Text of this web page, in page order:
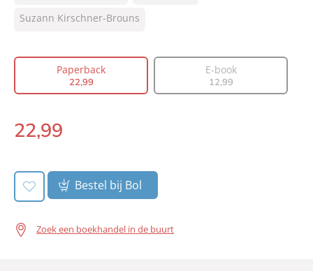
Aantal pagina's:
Uitgever:
Lev.
Suzann Kirschner-Brouns
Paperback
22,99
E-book
12,99
Paperback:
22,99
Bestel bij Bol
Zoek een boekhandel in de buurt